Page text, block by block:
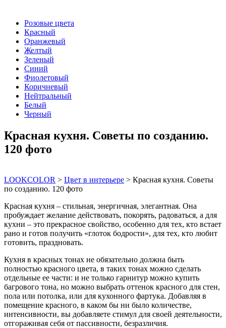
Розовые цвета
Красный
Оранжевый
Желтый
Зеленый
Синий
Фиолетовый
Коричневый
Нейтральный
Белый
Черный
Красная кухня. Советы по созданию.
120 фото
LOOKCOLOR > Цвет в интерьере > Красная кухня. Советы
по созданию. 120 фото
Красная кухня – стильная, энергичная, элегантная. Она
пробуждает желание действовать, покорять, радоваться, а для
кухни – это прекрасное свойство, особенно для тех, кто встает
рано и готов получить «глоток бодрости», для тех, кто любит
готовить, праздновать.
Кухня в красных тонах не обязательно должна быть
полностью красного цвета, в таких тонах можно сделать
отдельные ее части: и не только гарнитур можно купить
багрового тона, но можно выбрать оттенок красного для стен,
пола или потолка, или для кухонного фартука. Добавляя в
помещение красного, в каком бы ни было количестве,
интенсивности, вы добавляете стимул для своей деятельности,
отгораживая себя от пассивности, безразличия.